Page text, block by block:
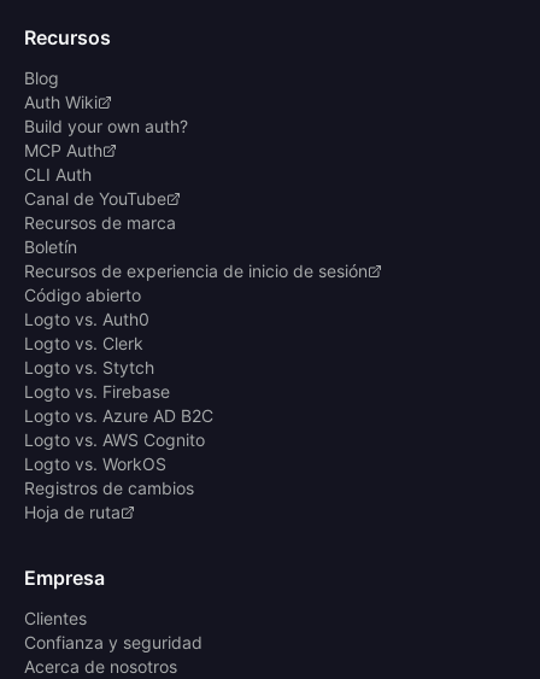
Recursos
Blog
Auth Wiki
Build your own auth?
MCP Auth
CLI Auth
Canal de YouTube
Recursos de marca
Boletín
Recursos de experiencia de inicio de sesión
Código abierto
Logto vs. Auth0
Logto vs. Clerk
Logto vs. Stytch
Logto vs. Firebase
Logto vs. Azure AD B2C
Logto vs. AWS Cognito
Logto vs. WorkOS
Registros de cambios
Hoja de ruta
Empresa
Clientes
Confianza y seguridad
Acerca de nosotros